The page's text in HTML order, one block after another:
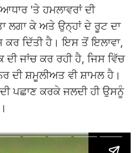
'ਤੇ ਹਮਲਾਵਰਾਂ ਦੀ
ਲਗਾ ਕੇ ਅਤੇ ਉਨ੍ਹਾਂ ਦੇ ਰੂਟ ਦਾ
ਦਿੱਤੀ ਹੈ। ਇਸ ਤੋਂ ਇਲਾਵਾ,
ਜਾਂਚ ਕਰ ਰਹੀ ਹੈ, ਜਿਸ ਵਿੱਚ
ਦੀ ਸ਼ਮੂਲੀਅਤ ਵੀ ਸ਼ਾਮਲ ਹੈ।
ਪਛਾਣ ਕਰਕੇ ਜਲਦੀ ਹੀ ਉਸਨੂੰ